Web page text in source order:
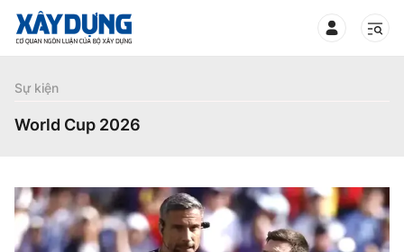
CHUYÊN MỤC
Mới nhất
Sự kiện
World Cup 2026